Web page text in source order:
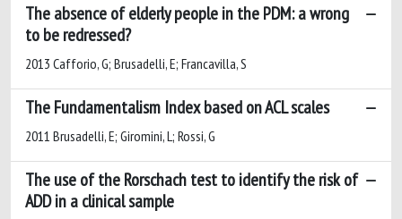
The absence of elderly people in the PDM: a wrong
to be redressed?
2013 Cafforio, G; Brusadelli, E; Francavilla, S
The Fundamentalism Index based on ACL scales
2011 Brusadelli, E; Giromini, L; Rossi, G
The use of the Rorschach test to identify the risk of
ADD in a clinical sample